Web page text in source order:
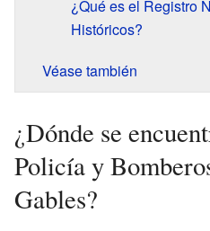
¿Qué es el Registro
Históricos?
Véase también
¿Dónde se
Policía y
Gables?